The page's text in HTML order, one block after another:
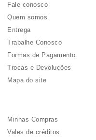
Fale conosco
Quem somos
Entrega
Trabalhe Conosco
Formas de Pagamento
Trocas e Devoluções
Mapa do site
Minhas Compras
Vales de créditos